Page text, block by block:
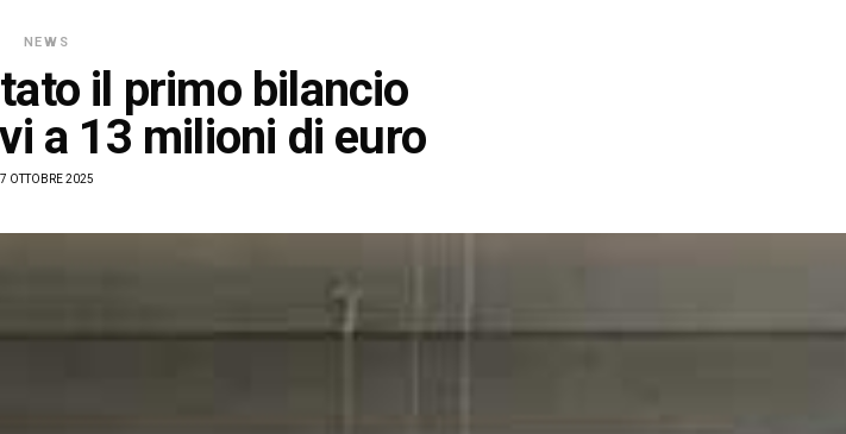
NEWS
il primo bilancio
a 13 milioni di euro
7 OTTOBRE 2025